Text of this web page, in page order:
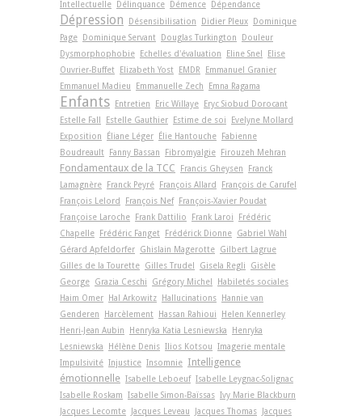
Intellectuelle Délinquance Démence Dépendance
Dépression Désensibilisation Didier Pleux Dominique
Page Dominique Servant Douglas Turkington
Douleur
Dysmorphophobie Echelles d'évaluation Eline Snel
Elise
Ouvrier-Buffet Elizabeth Yost EMDR
Emmanuel Granier
Emmanuel Madieu
Emmanuelle Zech Emna Ragama
Enfants Entretien Eric Willaye Eryc Siobud Dorocant
Estelle Fall
Estelle Gauthier Estime de soi
Evelyne Mollard
Exposition
Éliane Léger Élie Hantouche Fabienne
Boudreault Fanny Bassan Fibromyalgie Firouzeh Mehran
Fondamentaux de la TCC Francis Gheysen
Franck
Lamagnère Franck Peyré François Allard
François de Carufel
François Lelord
François Nef François-Xavier Poudat
Françoise Laroche Frank Dattilio Frank Laroi
Frédéric
Chapelle Frédéric Fanget Frédérick Dionne Gabriel Wahl
Gérard Apfeldorfer Ghislain Magerotte Gilbert Lagrue
Gilles de la Tourette Gilles Trudel Gisela Regli
Gisèle
George Grazia Ceschi Grégory Michel
Habiletés sociales
Haim Omer Hal Arkowitz Hallucinations Hannie van
Genderen
Harcèlement Hassan Rahioui
Helen Kennerley
Henri-Jean Aubin
Henryka Katia Lesniewska
Henryka
Lesniewska
Hélène Denis Ilios Kotsou Imagerie mentale
Impulsivité Injustice Insomnie Intelligence
émotionnelle Isabelle Leboeuf Isabelle Leygnac-Solignac
Isabelle Roskam Isabelle Simon-Baïssas Ivy Marie Blackburn
Jacques Lecomte Jacques Leveau Jacques Thomas Jacques